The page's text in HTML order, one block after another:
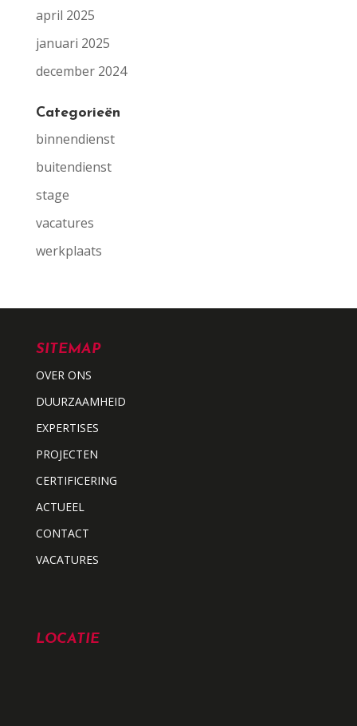
april 2025
januari 2025
december 2024
Categorieën
binnendienst
buitendienst
stage
vacatures
werkplaats
SITEMAP
OVER ONS
DUURZAAMHEID
EXPERTISES
PROJECTEN
CERTIFICERING
ACTUEEL
CONTACT
VACATURES
LOCATIE